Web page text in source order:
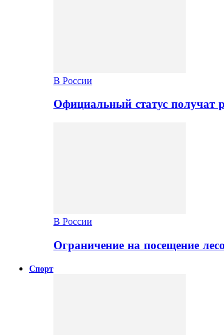
В России
Официальный статус получат
В России
Ограничение на посещение
Спорт